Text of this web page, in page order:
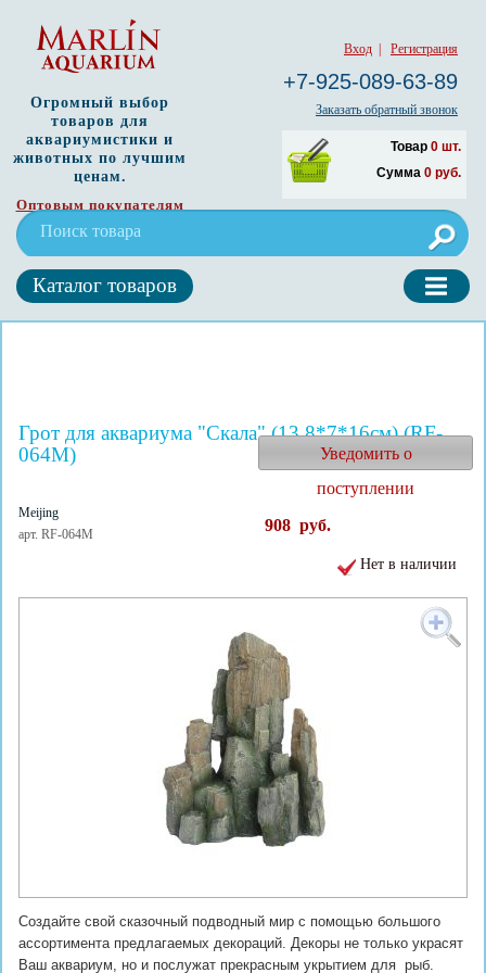
Вход Регистрация
+7-925-089-63-89
Заказать обратный звонок
Товар 0 шт.
Сумма 0 руб.
Огромный выбор
товаров для
аквариумистики и
животных по лучшим
ценам.
Оптовым покупателям
Каталог товаров
Грот для аквариума "Скала" (13.8*7*16см) (RF-
064M)
Meijing
арт. RF-064M
Уведомить о
поступлении
908 руб.
Нет в наличии
Создайте свой сказочный подводный мир с помощью большого
ассортимента предлагаемых декораций. Декоры не только украсят
Ваш аквариум, но и послужат прекрасным укрытием для рыб.